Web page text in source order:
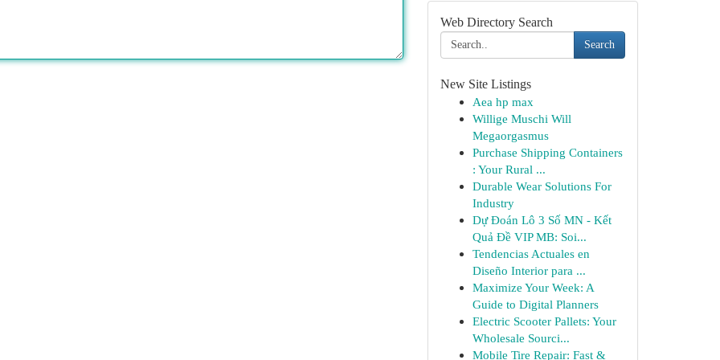
Web Directory Search
Search
New Site Listings
Aea hp max
Willige Muschi Will
Megaorgasmus
Purchase Shipping Containers
: Your Rural ...
Durable Wear Solutions For
Industry
Dự Đoán Lô 3 Số MN - Kết
Quả Đề VIP MB: Soi...
Tendencias Actuales en
Diseño Interior para ...
Maximize Your Week: A
Guide to Digital Planners
Electric Scooter Pallets: Your
Wholesale Sourci...
Mobile Tire Repair: Fast &